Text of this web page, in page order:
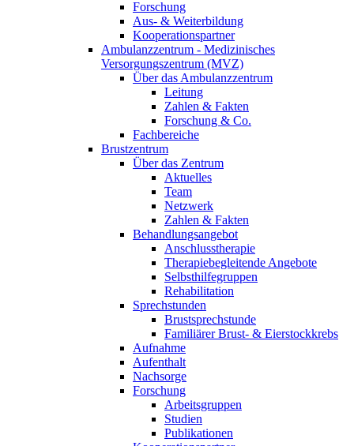
Forschung
Aus- & Weiterbildung
Kooperationspartner
Ambulanzzentrum - Medizinisches
Versorgungszentrum (MVZ)
Über das Ambulanzzentrum
Leitung
Zahlen & Fakten
Forschung & Co.
Fachbereiche
Brustzentrum
Über das Zentrum
Aktuelles
Team
Netzwerk
Zahlen & Fakten
Behandlungsangebot
Anschlusstherapie
Therapiebegleitende Angebote
Selbsthilfegruppen
Rehabilitation
Sprechstunden
Brustsprechstunde
Familiärer Brust- & Eierstockkrebs
Aufnahme
Aufenthalt
Nachsorge
Forschung
Arbeitsgruppen
Studien
Publikationen